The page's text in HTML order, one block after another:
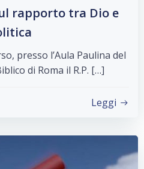
rapporto tra Dio e
presso l’Aula Paulina del
di Roma il R.P. […]
Leggi